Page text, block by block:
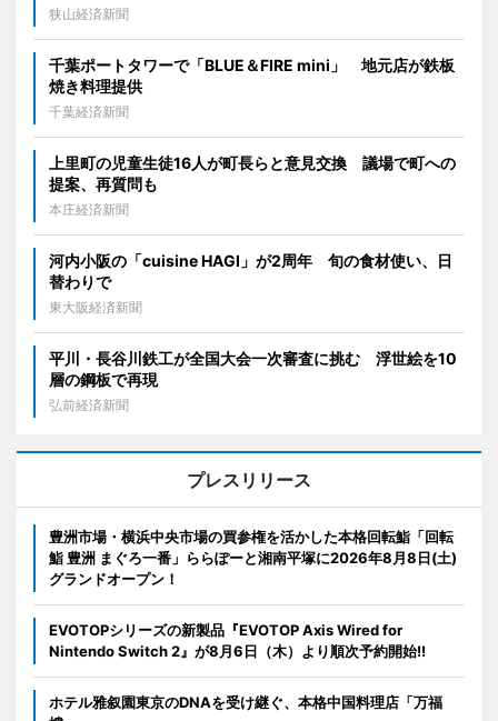
狭山経済新聞
千葉ポートタワーで「BLUE＆FIRE mini」 地元店が鉄板
焼き料理提供
千葉経済新聞
上里町の児童生徒16人が町長らと意見交換 議場で町への
提案、再質問も
本庄経済新聞
河内小阪の「cuisine HAGI」が2周年 旬の食材使い、日
替わりで
東大阪経済新聞
平川・長谷川鉄工が全国大会一次審査に挑む 浮世絵を10
層の鋼板で再現
弘前経済新聞
プレスリリース
豊洲市場・横浜中央市場の買参権を活かした本格回転鮨「回転
鮨 豊洲 まぐろ一番」ららぽーと湘南平塚に2026年8月8日(土)
グランドオープン！
EVOTOPシリーズの新製品『EVOTOP Axis Wired for
Nintendo Switch 2』が8月6日（木）より順次予約開始!!
ホテル雅叙園東京のDNAを受け継ぐ、本格中国料理店「万福